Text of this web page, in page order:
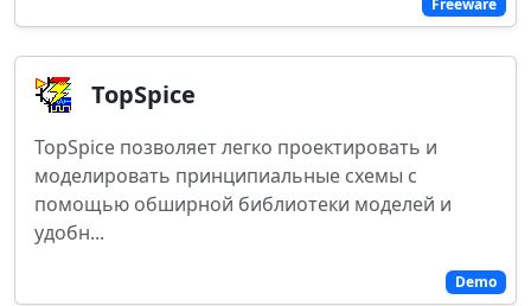
Demo
TopSpice
TopSpice позволяет легко проектировать и
моделировать принципиальные схемы с
помощью обширной библиотеки моделей и
удобн...